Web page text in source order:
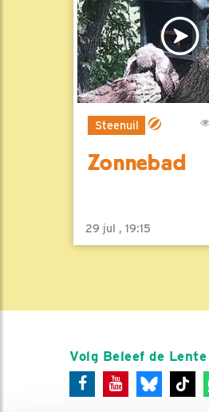
Steenuil
Zonnebad
29 jul , 19:15
Volg Beleef de Lente